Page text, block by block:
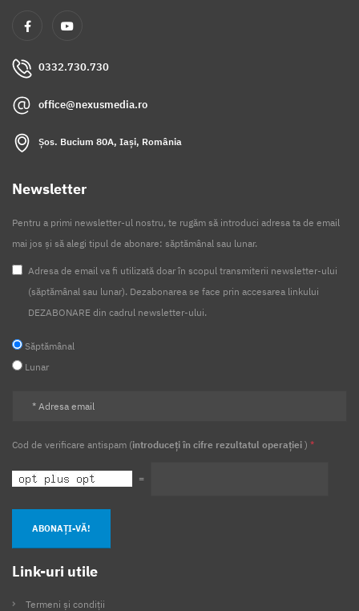
0332.730.730
office@nexusmedia.ro
Șos. Bucium 80A, Iași, România
Newsletter
Pentru a primi newsletter-ul nostru, te rugăm să introduci adresa ta de email
mai jos și să alegi tipul de abonare: săptămânal sau lunar.
Adresa de email va fi utilizată doar în scopul transmiterii newsletter-ului
(săptămânal sau lunar). Dezabonarea se face prin accesarea linkului
DEZABONARE din cadrul newsletter-ului.
Săptămânal
Lunar
Cod de verificare antispam (introduceți în cifre rezultatul operației ) *
=
ABONAȚI-VĂ!
Link-uri utile
Termeni și condiții